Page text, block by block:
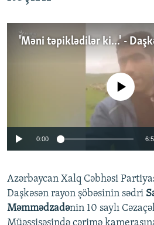
Auto 240p 360p
No media source
0:00
Azərbaycan Xalq Cəbhəsi
Daşkəsən rayon şöbəsinin sədri
Məmmədzadənin 10 saylı